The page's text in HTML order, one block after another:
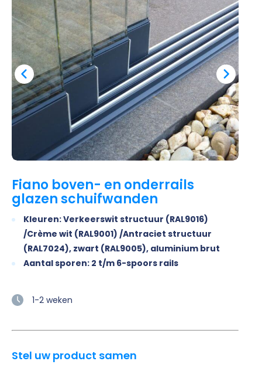
Fiano boven- en onderrails
glazen schuifwanden
Kleuren: Verkeerswit structuur (RAL9016)
/Crème wit (RAL9001) /Antraciet structuur
(RAL7024), zwart (RAL9005), aluminium brut
Aantal sporen: 2 t/m 6-spoors rails
1-2 weken
Stel uw product samen